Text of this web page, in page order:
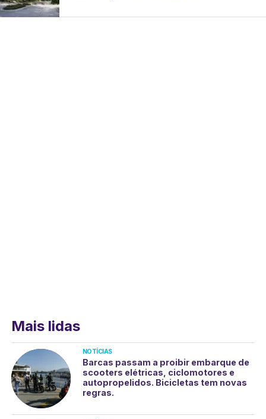
Mais lidas
NOTÍCIAS
Barcas passam a proibir embarque de
scooters elétricas, ciclomotores e
autopropelidos. Bicicletas tem novas
regras.